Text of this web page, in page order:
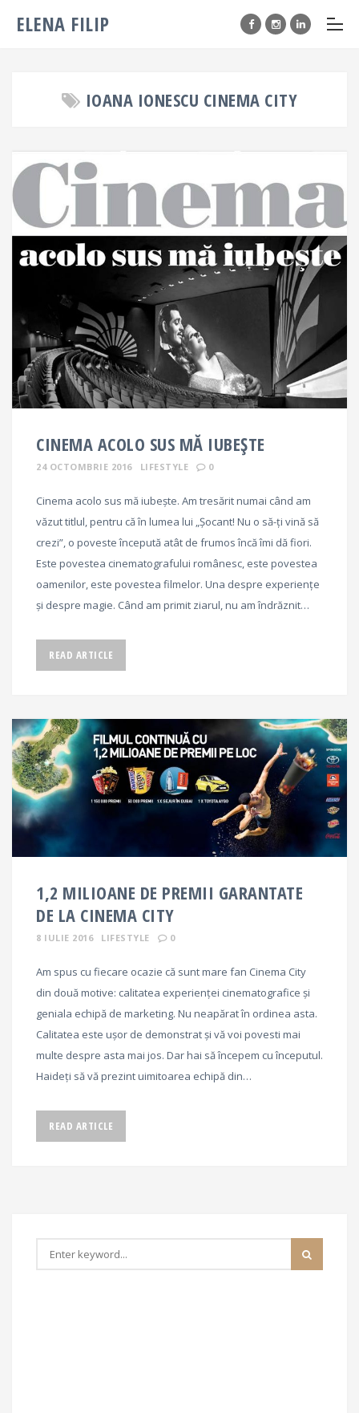
ELENA FILIP
IOANA IONESCU CINEMA CITY
CINEMA ACOLO SUS MĂ IUBEȘTE
24 OCTOMBRIE 2016 LIFESTYLE 0
Cinema acolo sus mă iubește. Am tresărit numai când am
văzut titlul, pentru că în lumea lui „Șocant! Nu o să-ți vină să
crezi”, o poveste începută atât de frumos încă îmi dă fiori.
Este povestea cinematografului românesc, este povestea
oamenilor, este povestea filmelor. Una despre experiențe
și despre magie. Când am primit ziarul, nu am îndrăznit…
READ ARTICLE
1,2 MILIOANE DE PREMII GARANTATE
DE LA CINEMA CITY
8 IULIE 2016 LIFESTYLE 0
Am spus cu fiecare ocazie că sunt mare fan Cinema City
din două motive: calitatea experienței cinematografice și
geniala echipă de marketing. Nu neapărat în ordinea asta.
Calitatea este ușor de demonstrat și vă voi povesti mai
multe despre asta mai jos. Dar hai să începem cu începutul.
Haideți să vă prezint uimitoarea echipă din…
READ ARTICLE